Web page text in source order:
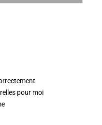
pour moi